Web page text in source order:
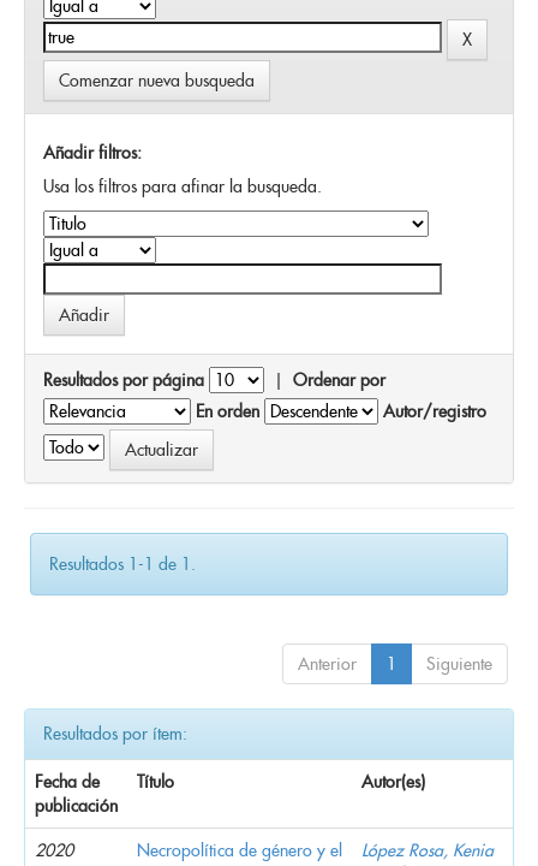
Comenzar nueva busqueda
Añadir filtros:
Usa los filtros para afinar la busqueda.
Resultados por página | Ordenar por
En orden
Autor/registro
Resultados 1-1 de 1.
Anterior 1 Siguiente
Resultados por ítem:
Fecha de
publicación
Título Autor(es)
2020
Necropolítica de género y el
López Rosa, Kenia